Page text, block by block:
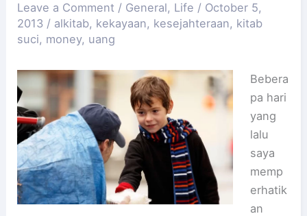
Leave a Comment / General, Life / October 5,
2013 / alkitab, kekayaan, kesejahteraan, kitab
suci, money, uang
Bebera
pa hari
yang
lalu
saya
memp
erhatik
an